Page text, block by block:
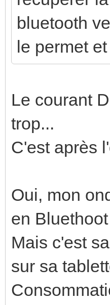
bluetooth
le permet
Le courant
trop...
C'est après
Oui, mon
en
Mais c'est
sur sa